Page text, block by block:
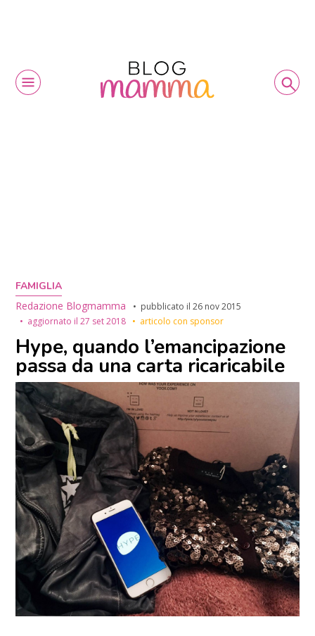
FAMIGLIA
Redazione Blogmamma
pubblicato il26 nov 2015
aggiornato il27 set 2018 articolo con sponsor
Hype, quando l’emancipazione
passa da una carta ricaricabile